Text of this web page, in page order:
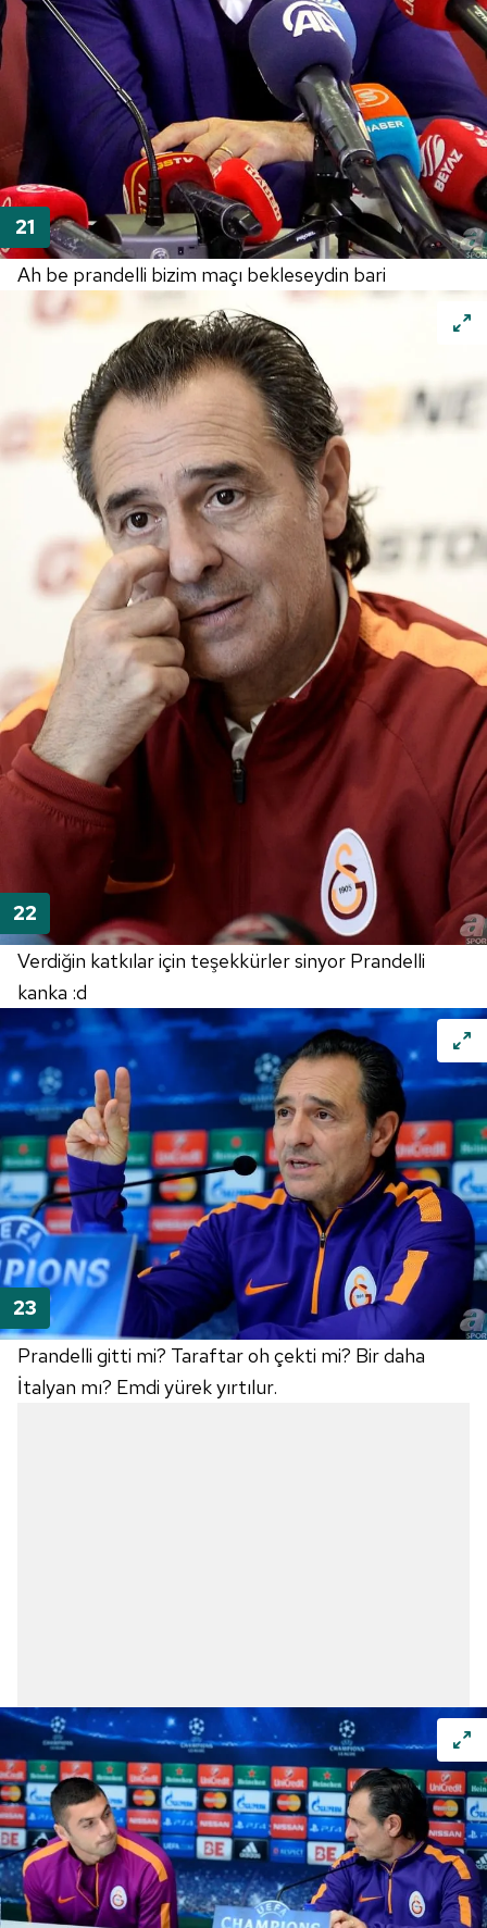
Ah be prandelli bizim maçı bekleseydin bari
Verdiğin katkılar için teşekkürler sinyor Prandelli
kanka :d
Prandelli gitti mi? Taraftar oh çekti mi? Bir daha
İtalyan mı? Emdi yürek yırtılur.